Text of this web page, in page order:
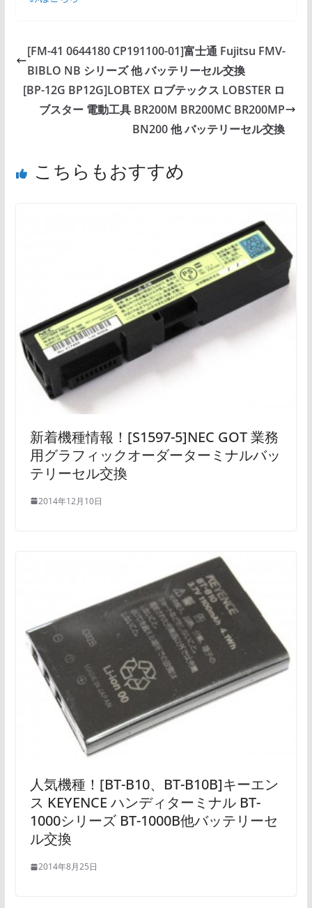
[FM-41 0644180 CP191100-01]富士通 Fujitsu FMV-
BIBLO NB シリーズ 他 バッテリーセル交換
[BP-12G BP12G]LOBTEX ロブテックス LOBSTER ロ
ブスター 電動工具 BR200M BR200MC BR200MP
BN200 他 バッテリーセル交換
こちらもおすすめ
新着機種情報！[S1597-5]NEC GOT 業務
用グラフィックオーダーターミナルバッ
テリーセル交換
2014年12月10日
人気機種！[BT-B10、BT-B10B]キーエン
ス KEYENCE ハンディターミナル BT-
1000シリーズ BT-1000B他バッテリーセ
ル交換
2014年8月25日